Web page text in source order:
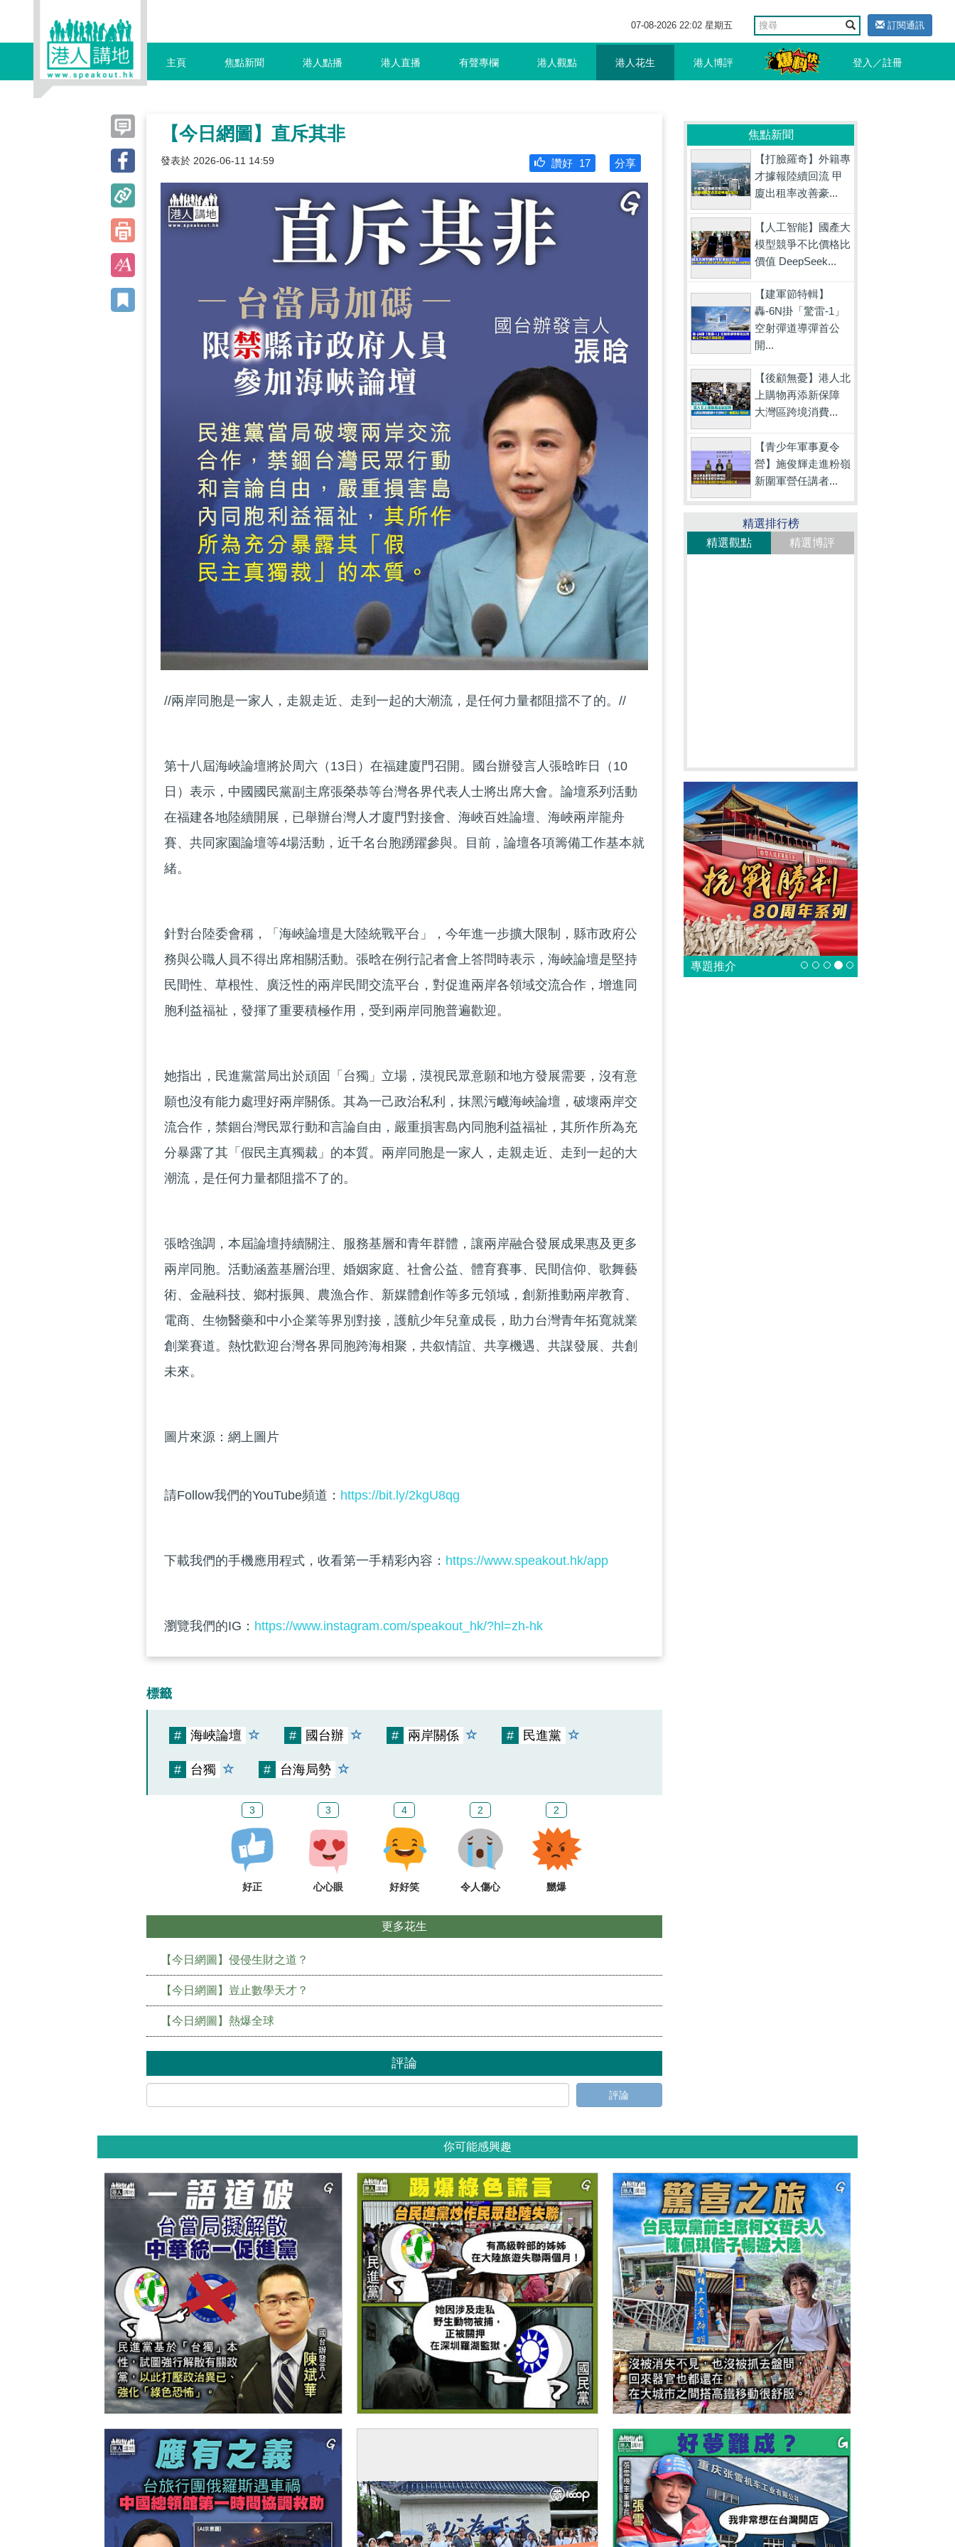
07-08-2026 22:02 星期五 訂閱通訊
主頁 焦點新聞 港人點播 港人直播 有聲專欄 港人觀點 港人花生 港人博評 登入／註冊
【今日網圖】直斥其非
發表於 2026-06-11 14:59 分享
讚好 17
//兩岸同胞是一家人，走親走近、走到一起的大潮流，是任何力量都阻擋不了的。//
第十八屆海峽論壇將於周六（13日）在福建廈門召開。國台辦發言人張晗昨日（10
日）表示，中國國民黨副主席張榮恭等台灣各界代表人士將出席大會。論壇系列活動
在福建各地陸續開展，已舉辦台灣人才廈門對接會、海峽百姓論壇、海峽兩岸龍舟
賽、共同家園論壇等4場活動，近千名台胞踴躍參與。目前，論壇各項籌備工作基本就
緒。
針對台陸委會稱，「海峽論壇是大陸統戰平台」，今年進一步擴大限制，縣市政府公
務與公職人員不得出席相關活動。張晗在例行記者會上答問時表示，海峽論壇是堅持
民間性、草根性、廣泛性的兩岸民間交流平台，對促進兩岸各領域交流合作，增進同
胞利益福祉，發揮了重要積極作用，受到兩岸同胞普遍歡迎。
她指出，民進黨當局出於頑固「台獨」立場，漠視民眾意願和地方發展需要，沒有意
願也沒有能力處理好兩岸關係。其為一己政治私利，抹黑污衊海峽論壇，破壞兩岸交
流合作，禁錮台灣民眾行動和言論自由，嚴重損害島內同胞利益福祉，其所作所為充
分暴露了其「假民主真獨裁」的本質。兩岸同胞是一家人，走親走近、走到一起的大
潮流，是任何力量都阻擋不了的。
張晗強調，本屆論壇持續關注、服務基層和青年群體，讓兩岸融合發展成果惠及更多
兩岸同胞。活動涵蓋基層治理、婚姻家庭、社會公益、體育賽事、民間信仰、歌舞藝
術、金融科技、鄉村振興、農漁合作、新媒體創作等多元領域，創新推動兩岸教育、
電商、生物醫藥和中小企業等界別對接，護航少年兒童成長，助力台灣青年拓寬就業
創業賽道。熱忱歡迎台灣各界同胞跨海相聚，共叙情誼、共享機遇、共謀發展、共創
未來。
圖片來源：網上圖片
請Follow我們的YouTube頻道： https://bit.ly/2kgU8qg
下載我們的手機應用程式，收看第一手精彩內容： https://www.speakout.hk/app
瀏覽我們的IG： https://www.instagram.com/speakout_hk/?hl=zh-hk
標籤
# 海峽論壇 # 國台辦 # 兩岸關係 # 民進黨
# 台獨 # 台海局勢
3
好正
3
心心眼
4
好好笑
2
令人傷心
2
嬲爆
更多花生
【今日網圖】侵侵生財之道？
【今日網圖】豈止數學天才？
【今日網圖】熱爆全球
評論
評論
焦點新聞
【打臉羅奇】外籍專
才據報陸續回流 甲
廈出租率改善豪...
【人工智能】國產大
模型競爭不比價格比
價值 DeepSeek...
【建軍節特輯】
轟-6N掛「驚雷-1」
空射彈道導彈首公
開...
【後顧無憂】港人北
上購物再添新保障
大灣區跨境消費...
【青少年軍事夏令
營】施俊輝走進粉嶺
新圍軍營任講者...
精選排行榜
精選觀點
精選博評
專題推介
你可能感興趣